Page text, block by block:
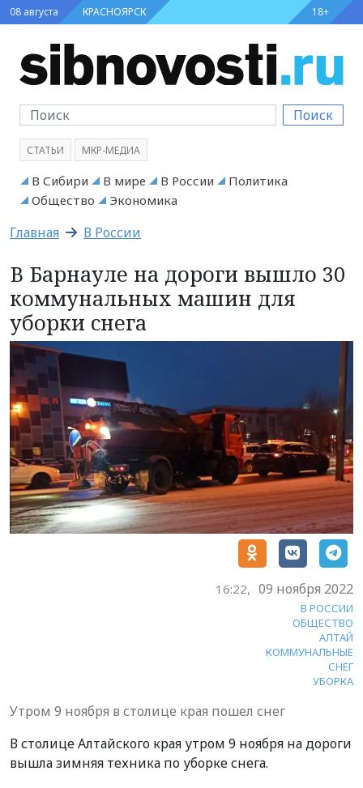
08 августа КРАСНОЯРСК 18+
Поиск
СТАТЬИ МКР-МЕДИА
В Сибири В мире В России
Политика
Общество
Экономика
Главная В России
В Барнауле на дороги вышло 30
коммунальных машин для
уборки снега
16:22, 09 ноября 2022
В РОССИИ
ОБЩЕСТВО
АЛТАЙ
КОММУНАЛЬНЫЕ
СНЕГ
УБОРКА
Утром 9 ноября в столице края пошел снег
В столице Алтайского края утром 9 ноября на дороги
вышла зимняя техника по уборке снега.